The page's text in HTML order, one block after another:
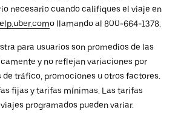
necesario cuando califiques el viaje en
o llamando al 800-664-1378.
para usuarios son promedios de las
y no reflejan variaciones por
de tráfico, promociones u otros factores.
fijas y tarifas mínimas. Las tarifas
programados pueden variar.